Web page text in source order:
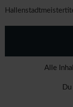
Alle